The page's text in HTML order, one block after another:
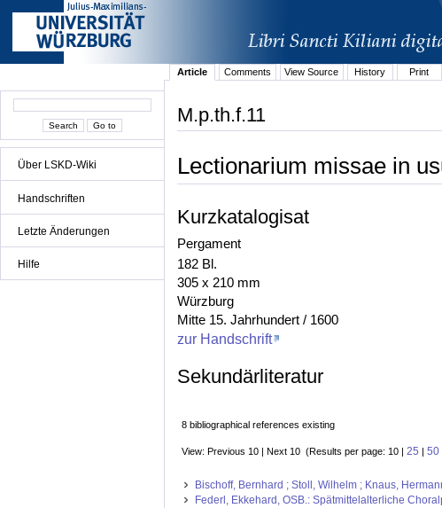
Über LSKD-Wiki
Handschriften
Letzte Änderungen
Hilfe
Article
Comments View Source History Print
M.p.th.f.11
Lectionarium missae in
Kurzkatalogisat
Pergament
182 Bl.
305 x 210 mm
Würzburg
Mitte 15. Jahrhundert / 1600
zur Handschrift
Sekundärliteratur
8 bibliographical references existing
View: Previous 10 | Next 10 (Results per page: 10 | 25 | 50
Bischoff, Bernhard ; Stoll, Wilhelm ; Knaus,
Federl, Ekkehard, OSB.: Spätmittelalterliche